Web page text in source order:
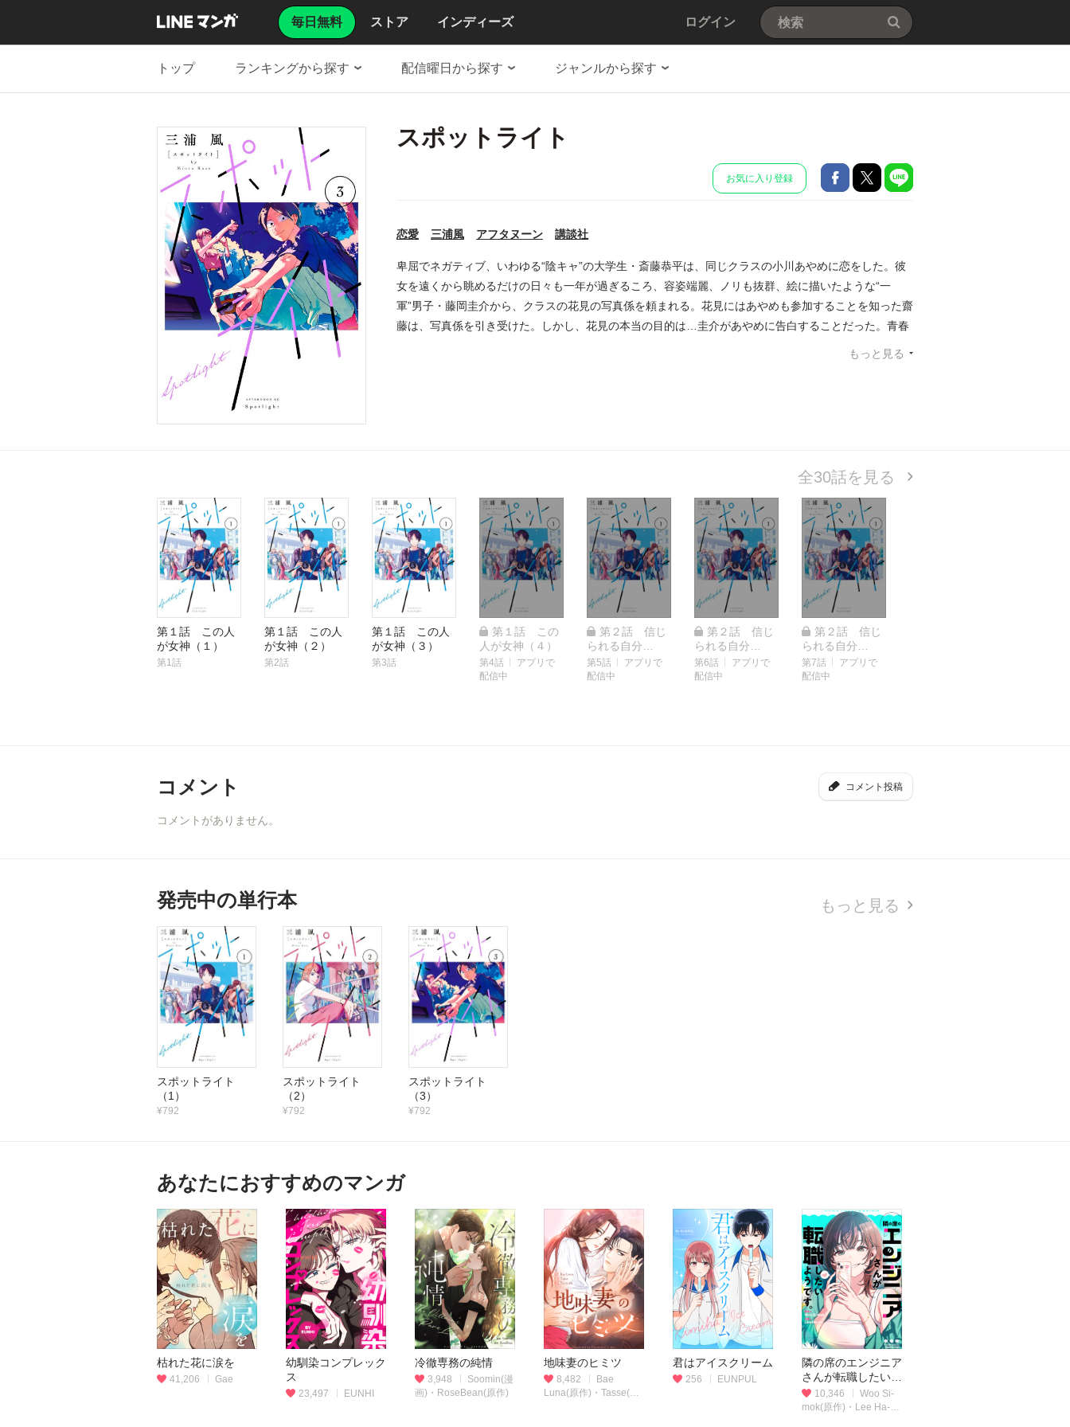
毎日無料 ストア インディーズ ログイン
トップ ランキングから探す 配信曜日から探す ジャンルから探す
スポットライト
お気に入り登録
恋愛 三浦風 アフタヌーン 講談社
卑屈でネガティブ、いわゆる“陰キャ”の大学生・斎藤恭平は、同じクラスの小川あやめに恋をした。彼
女を遠くから眺めるだけの日々も一年が過ぎるころ、容姿端麗、ノリも抜群、絵に描いたような“一
軍”男子・藤岡圭介から、クラスの花見の写真係を頼まれる。花見にはあやめも参加することを知った齋
藤は、写真係を引き受けた。しかし、花見の本当の目的は…圭介があやめに告白することだった。青春
もっと見る
全30話を見る
第１話 この人
が女神（１）
第1話
第１話 この人
が女神（２）
第2話
第１話 この人
が女神（３）
第3話
第１話 この
人が女神（４）
第4話
アプリで
配信中
第２話 信じ
られる自分
（１）
第5話
アプリで
配信中
第２話 信じ
られる自分
（２）
第6話
アプリで
配信中
第２話 信じ
られる自分
（３）
第7話
アプリで
配信中
コメント コメント投稿
コメントがありません。
発売中の単行本 もっと見る
スポットライト
（1）
¥792
スポットライト
（2）
¥792
スポットライト
（3）
¥792
あなたにおすすめのマンガ
枯れた花に涙を
41,206 Gae
幼馴染コンプレック
ス
23,497 EUNHI
冷徹専務の純情
3,948
Soomin(漫
画)・RoseBean(原作)
地味妻のヒミツ
8,482
Bae
Luna(原作)・Tasse(作
君はアイスクリーム
256 EUNPUL
隣の席のエンジニア
さんが転職したいよ
うです。
10,346
Woo Si-
mok(原作)・Lee Ha-